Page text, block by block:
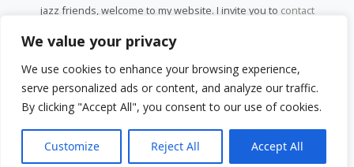
We value your privacy
We use cookies to enhance your browsing experience,
serve personalized ads or content, and analyze our traffic.
By clicking "Accept All", you consent to our use of cookies.
Customize Reject All Accept All
jazz friends, welcome to my website. I invite you to contact
email:
pablosaez@gmail.com
Social
Facebook
Instagram
YouTube